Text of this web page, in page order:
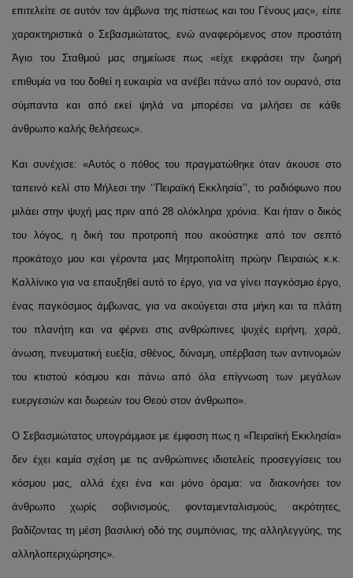
επιτελείτε σε αυτόν τον άμβωνα της πίστεως και του Γένους μας», είπε
χαρακτηριστικά ο Σεβασμιώτατος, ενώ αναφερόμενος στον προστάτη
Άγιο του Σταθμού μας σημείωσε πως «είχε εκφράσει την ζωηρή
επιθυμία να του δοθεί η ευκαιρία να ανέβει πάνω από τον ουρανό, στα
σύμπαντα και από εκεί ψηλά να μπορέσει να μιλήσει σε κάθε
άνθρωπο καλής θελήσεως».
Και συνέχισε: «Αυτός ο πόθος του πραγματώθηκε όταν άκουσε στο
ταπεινό κελί στο Μήλεσι την ‘’Πειραϊκή Εκκλησία’’, το ραδιόφωνο που
μιλάει στην ψυχή μας πριν από 28 ολόκληρα χρόνια. Και ήταν ο δικός
του λόγος, η δική του προτροπή που ακούστηκε από τον σεπτό
προκάτοχο μου και γέροντα μας Μητροπολίτη πρώην Πειραιώς κ.κ.
Καλλίνικο για να επαυξηθεί αυτό το έργο, για να γίνει παγκόσμιο έργο,
ένας παγκόσμιος άμβωνας, για να ακούγεται στα μήκη και τα πλάτη
του πλανήτη και να φέρνει στις ανθρώπινες ψυχές ειρήνη, χαρά,
άνωση, πνευματική ευεξία, σθένος, δύναμη, υπέρβαση των αντινομιών
του κτιστού κόσμου και πάνω από όλα επίγνωση των μεγάλων
ευεργεσιών και δωρεών του Θεού στον άνθρωπο».
Ο Σεβασμιώτατος υπογράμμισε με έμφαση πως η «Πειραϊκή Εκκλησία»
δεν έχει καμία σχέση με τις ανθρώπινες ιδιοτελείς προσεγγίσεις του
κόσμου μας, αλλά έχει ένα και μόνο όραμα: να διακονήσει τον
άνθρωπο χωρίς σοβινισμούς, φονταμενταλισμούς, ακρότητες,
βαδίζοντας τη μέση βασιλική οδό της συμπόνιας, της αλληλεγγύης, της
αλληλοπεριχώρησης».